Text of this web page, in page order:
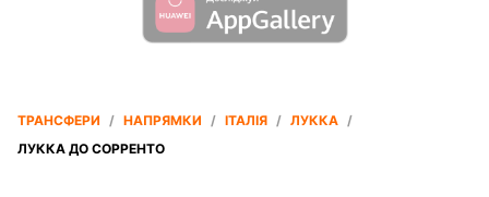
ТРАНСФЕРИ / НАПРЯМКИ / ІТАЛІЯ / ЛУККА /
ЛУККА ДО СОРРЕНТО